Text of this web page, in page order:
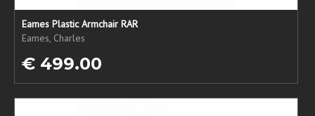
Eames Plastic Armchair RAR
Eames, Charles
€ 499.00